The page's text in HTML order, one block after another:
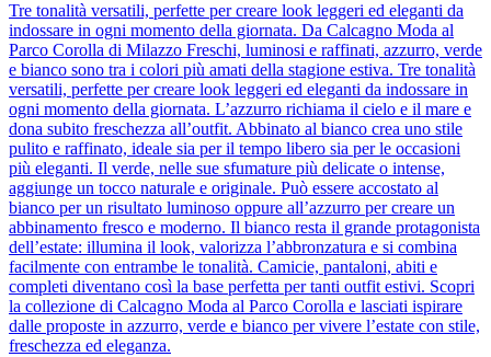
Tre tonalità versatili, perfette per creare look leggeri ed eleganti da
indossare in ogni momento della giornata. Da Calcagno Moda al
Parco Corolla di Milazzo Freschi, luminosi e raffinati, azzurro, verde
e bianco sono tra i colori più amati della stagione estiva. Tre tonalità
versatili, perfette per creare look leggeri ed eleganti da indossare in
ogni momento della giornata. L’azzurro richiama il cielo e il mare e
dona subito freschezza all’outfit. Abbinato al bianco crea uno stile
pulito e raffinato, ideale sia per il tempo libero sia per le occasioni
più eleganti. Il verde, nelle sue sfumature più delicate o intense,
aggiunge un tocco naturale e originale. Può essere accostato al
bianco per un risultato luminoso oppure all’azzurro per creare un
abbinamento fresco e moderno. Il bianco resta il grande protagonista
dell’estate: illumina il look, valorizza l’abbronzatura e si combina
facilmente con entrambe le tonalità. Camicie, pantaloni, abiti e
completi diventano così la base perfetta per tanti outfit estivi. Scopri
la collezione di Calcagno Moda al Parco Corolla e lasciati ispirare
dalle proposte in azzurro, verde e bianco per vivere l’estate con stile,
freschezza ed eleganza.